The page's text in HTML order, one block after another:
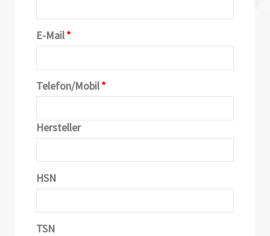
E-Mail*
Telefon/Mobil*
Hersteller
HSN
TSN